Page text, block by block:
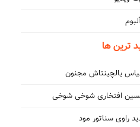
ترین ها
یالچینتاش مجنون
افتخاری شوخی شوخی
راوی سناتور مود